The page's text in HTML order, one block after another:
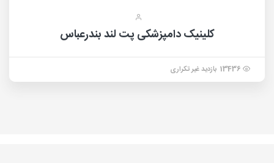
کلینیک دامپزشکی پت لند بندرعباس
13436 بازدید غیر تکراری